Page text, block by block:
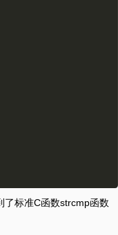
了标准C函数strcmp函数